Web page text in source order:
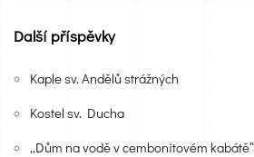
Další příspěvky
Kaple sv. Andělů strážných
Kostel sv. Ducha
„Dům na vodě v cembonitovém kabátě“